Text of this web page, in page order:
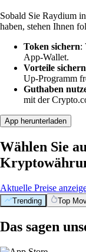
Sobald Sie Raydium
haben, stehen Ihnen
Token sichern:
App-Wallet.
Vorteile sichern
Up-Programm
Guthaben
mit der
App herunterladen
Wählen Sie
Aktuelle Preise
Trending Top
Das sagen